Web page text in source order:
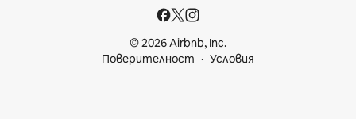
© 2026 Airbnb, Inc.
Поверителност
Условия